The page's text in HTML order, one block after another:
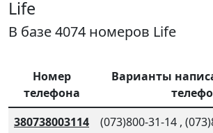
Life
В базе 4074 номеров Life
Номер
телефона
Варианты
380738003114
(073)800-31-14 ,